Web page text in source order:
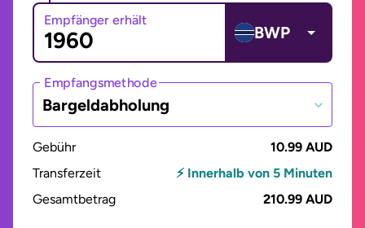
Empfänger erhält
BWP
Empfangsmethode
Bargeldabholung
Gebühr
10.99 AUD
Transferzeit
⚡ Innerhalb von 5 Minuten
Gesamtbetrag
210.99 AUD